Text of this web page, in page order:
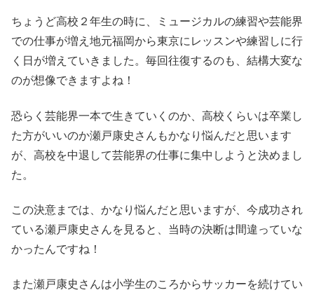
ちょうど高校２年生の時に、ミュージカルの練習や芸能界
での仕事が増え地元福岡から東京にレッスンや練習しに行
く日が増えていきました。毎回往復するのも、結構大変な
のが想像できますよね！
恐らく芸能界一本で生きていくのか、高校くらいは卒業し
た方がいいのか瀬戸康史さんもかなり悩んだと思います
が、高校を中退して芸能界の仕事に集中しようと決めまし
た。
この決意までは、かなり悩んだと思いますが、今成功され
ている瀬戸康史さんを見ると、当時の決断は間違っていな
かったんですね！
また瀬戸康史さんは小学生のころからサッカーを続けてい